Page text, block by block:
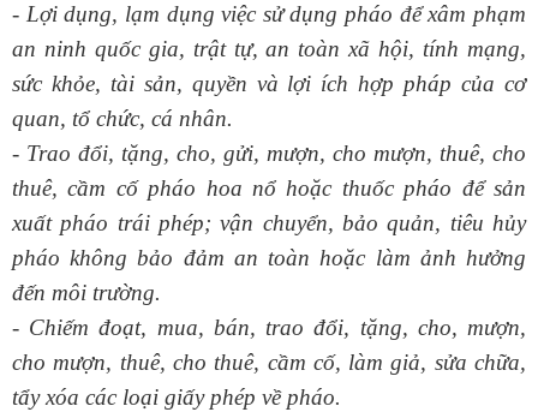
- Lợi dụng, lạm dụng việc sử dụng pháo để xâm phạm
an ninh quốc gia, trật tự, an toàn xã hội, tính mạng,
sức khỏe, tài sản, quyền và lợi ích hợp pháp của cơ
quan, tổ chức, cá nhân.
- Trao đổi, tặng, cho, gửi, mượn, cho mượn, thuê, cho
thuê, cầm cố pháo hoa nổ hoặc thuốc pháo để sản
xuất pháo trái phép; vận chuyển, bảo quản, tiêu hủy
pháo không bảo đảm an toàn hoặc làm ảnh hưởng
đến môi trường.
- Chiếm đoạt, mua, bán, trao đổi, tặng, cho, mượn,
cho mượn, thuê, cho thuê, cầm cố, làm giả, sửa chữa,
tẩy xóa các loại giấy phép về pháo.